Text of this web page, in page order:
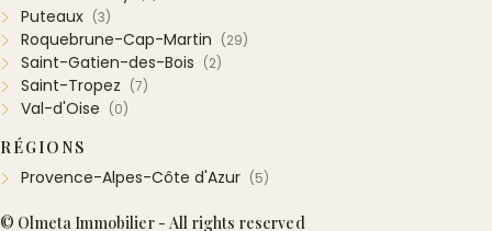
Puteaux (3)
Roquebrune-Cap-Martin (29)
Saint-Gatien-des-Bois (2)
Saint-Tropez (7)
Val-d'Oise (0)
RÉGIONS
Provence-Alpes-Côte d'Azur (5)
© Olmeta Immobilier - All rights reserved